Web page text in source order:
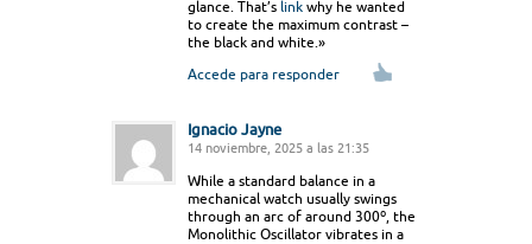
glance. That’s link why he wanted
to create the maximum contrast –
the black and white.»
Accede para responder
Ignacio Jayne
14 noviembre, 2025 a las 21:35
While a standard balance in a
mechanical watch usually swings
through an arc of around 300º, the
Monolithic Oscillator vibrates in a